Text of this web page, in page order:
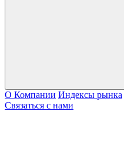
О Компании Индексы рынка
Связаться с нами